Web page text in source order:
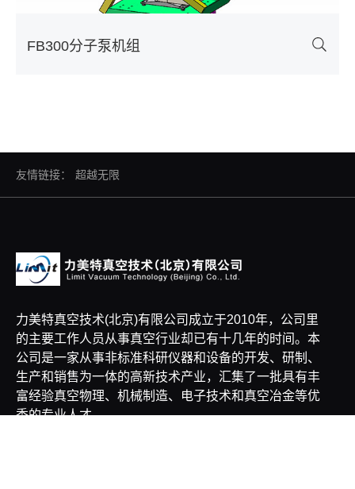
FB300分子泵机组
友情链接： 超越无限
力美特真空技术(北京)有限公司成立于2010年，公司里
的主要工作人员从事真空行业却已有十几年的时间。本
公司是一家从事非标准科研仪器和设备的开发、研制、
生产和销售为一体的高新技术产业，汇集了一批具有丰
富经验真空物理、机械制造、电子技术和真空冶金等优
秀的专业人才。